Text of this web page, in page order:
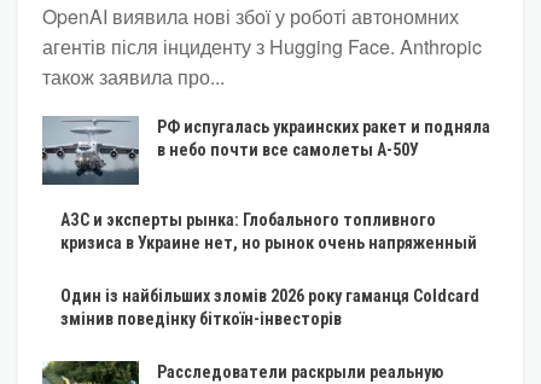
OpenAI виявила нові збої у роботі автономних
агентів після інциденту з Hugging Face. Anthropic
також заявила про...
РФ испугалась украинских ракет и подняла
в небо почти все самолеты А-50У
АЗС и эксперты рынка: Глобального топливного
кризиса в Украине нет, но рынок очень напряженный
Один із найбільших зломів 2026 року гаманця Coldcard
змінив поведінку біткоїн-інвесторів
Расследователи раскрыли реальную